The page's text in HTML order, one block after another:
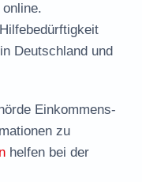
Deutschland und
Einkommens-
zu
helfen bei der